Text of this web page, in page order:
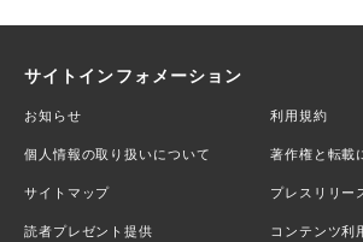
サイトインフォメーション
お知らせ 利用規約
個人情報の取り扱いについて 著作権と転載
サイトマップ プレスリリー
読者プレゼント提供 コンテンツ利